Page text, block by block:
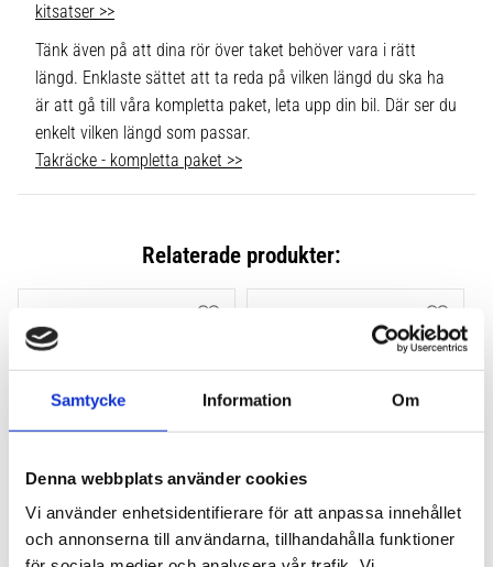
Samtycke Information Om
Denna webbplats använder cookies
Vi använder enhetsidentifierare för att anpassa innehållet
och annonserna till användarna, tillhandahålla funktioner
kitsatser >>
Tänk även på att dina rör över taket behöver vara i rätt
längd. Enklaste sättet att ta reda på vilken längd du ska ha
är att gå till våra kompletta paket, leta upp din bil. Där ser du
enkelt vilken längd som passar.
Takräcke - kompletta paket >>
Relaterade produkter:
THULE FLUSH RAIL EVO
4-PACK 710600
THULE FLUSH RAIL
EDGE FOTSATS 4-PACK
Lägg